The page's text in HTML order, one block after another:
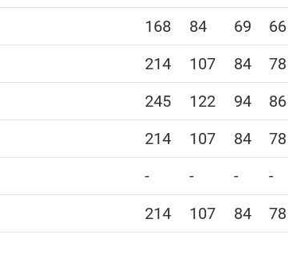
168 84 69
66
214 107 84
78
245 122 94
86
214 107 84
78
- - -
-
214 107 84
78